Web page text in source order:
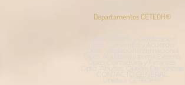
Departamentos CETEOH®
Dpto. Validación Internacional
Dpto. Auditoría Interna Externa
Dpto. Contaduría y Finanzas
Dpto. Abusos, Quejas, Denuncias
CONTACTO GENERAL
Únete a CETEOH®